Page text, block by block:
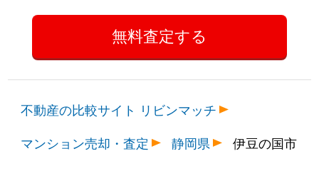
不動産の比較サイト リビンマッチ
マンション売却・査定
静岡県 伊豆の国市